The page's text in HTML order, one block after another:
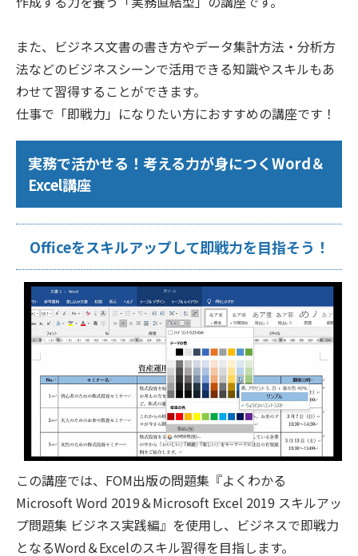
また、ビジネス文書の書き方やデータ集計方法・分析方
法などのビジネスシーンで活用できる知識やスキルもあ
わせて習得することができます。
仕事で「即戦力」になりたい方におすすめの講座です！
実務で活かせる！考える力が身につくWord＆
Excel講座
Officeをスキルアップして即戦力を目指そう！
この講座では、FOM出版の問題集『よくわかる
Microsoft Word 2019＆Microsoft Excel 2019 スキルアッ
プ問題集 ビジネス実践編』を使用し、ビジネスで即戦力
となるWord＆Excelのスキル習得を目指します。